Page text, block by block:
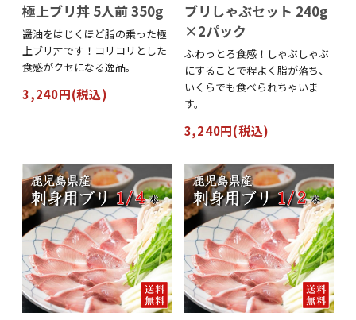
極上ブリ丼 5人前 350g
醤油をはじくほど脂の乗った極
上ブリ丼です！コリコリとした
食感がクセになる逸品。
3,240円(税込)
ブリしゃぶセット 240g
×2パック
ふわっとろ食感！しゃぶしゃぶ
にすることで程よく脂が落ち、
いくらでも食べられちゃいま
す。
3,240円(税込)